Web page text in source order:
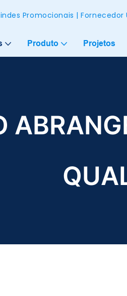
Promocionais | Fornecedor
Produto Projetos